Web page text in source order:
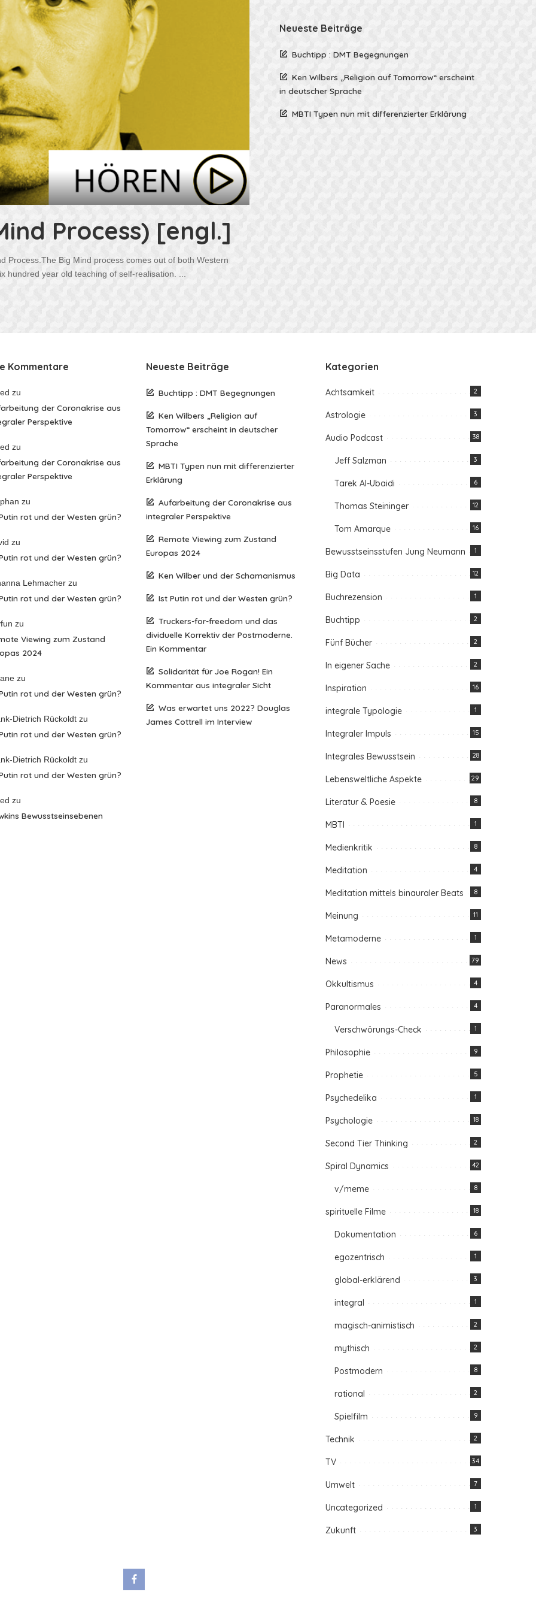
Process) [engl.]
Process.The Big Mind process comes out of both Western
hundred year old teaching of self-realisation. ...
Neueste Beiträge
Buchtipp : DMT Begegnungen
Ken Wilbers „Religion auf Tomorrow“ erscheint
in deutscher Sprache
MBTI Typen nun mit differenzierter Erklärung
Kommentare
zu
der Coronakrise aus
Perspektive
zu
der Coronakrise aus
Perspektive
zu
rot und der Westen grün?
zu
rot und der Westen grün?
Lehmacher zu
rot und der Westen grün?
zu
Viewing zum Zustand
2024
zu
rot und der Westen grün?
Dietrich Rückoldt zu
rot und der Westen grün?
Dietrich Rückoldt zu
rot und der Westen grün?
zu
Bewusstseinsebenen
Neueste Beiträge
Buchtipp : DMT Begegnungen
Ken Wilbers „Religion auf
Tomorrow“ erscheint in deutscher
Sprache
MBTI Typen nun mit differenzierter
Erklärung
Aufarbeitung der Coronakrise aus
integraler Perspektive
Remote Viewing zum Zustand
Europas 2024
Ken Wilber und der Schamanismus
Ist Putin rot und der Westen grün?
Truckers-for-freedom und das
dividuelle Korrektiv der Postmoderne.
Ein Kommentar
Solidarität für Joe Rogan! Ein
Kommentar aus integraler Sicht
Was erwartet uns 2022? Douglas
James Cottrell im Interview
Kategorien
Achtsamkeit 2
Astrologie 3
Audio Podcast 38
Jeff Salzman 3
Tarek Al-Ubaidi 6
Thomas Steininger 12
Tom Amarque 16
Bewusstseinsstufen Jung Neumann 1
Big Data 12
Buchrezension 1
Buchtipp 2
Fünf Bücher 2
In eigener Sache 2
Inspiration 16
integrale Typologie 1
Integraler Impuls 15
Integrales Bewusstsein 28
Lebensweltliche Aspekte 29
Literatur & Poesie 8
MBTI 1
Medienkritik 8
Meditation 4
Meditation mittels binauraler Beats 8
Meinung 11
Metamoderne 1
News 79
Okkultismus 4
Paranormales 4
Verschwörungs-Check 1
Philosophie 9
Prophetie 5
Psychedelika 1
Psychologie 18
Second Tier Thinking 2
Spiral Dynamics 42
v/meme 8
spirituelle Filme 18
Dokumentation 6
egozentrisch 1
global-erklärend 3
integral 1
magisch-animistisch 2
mythisch 2
Postmodern 8
rational 2
Spielfilm 9
Technik 2
TV 34
Umwelt 7
Uncategorized 1
Zukunft 3